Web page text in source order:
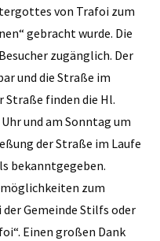
von Trafoi zum
gebracht wurde. Die
zugänglich. Der
und die Straße im
finden die Hl.
und am Sonntag um
der Straße im Laufe
bekanntgegeben.
zum
Gemeinde Stilfs oder
Einen großen Dank